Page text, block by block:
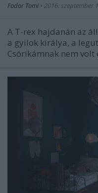
Fodor Tomi • 2016. szeptember
A T-rex hajdanán az
a gyilok királya, a
Csórikámnak nem volt